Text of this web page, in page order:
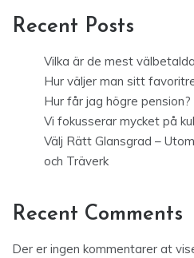
Recent Posts
Vilka är de mest
Hur väljer man sitt
Hur får jag högre pension?
Vi fokusserar mycket på
Välj Rätt Glansgrad –
och Träverk
Recent Comments
Der er ingen kommentarer at